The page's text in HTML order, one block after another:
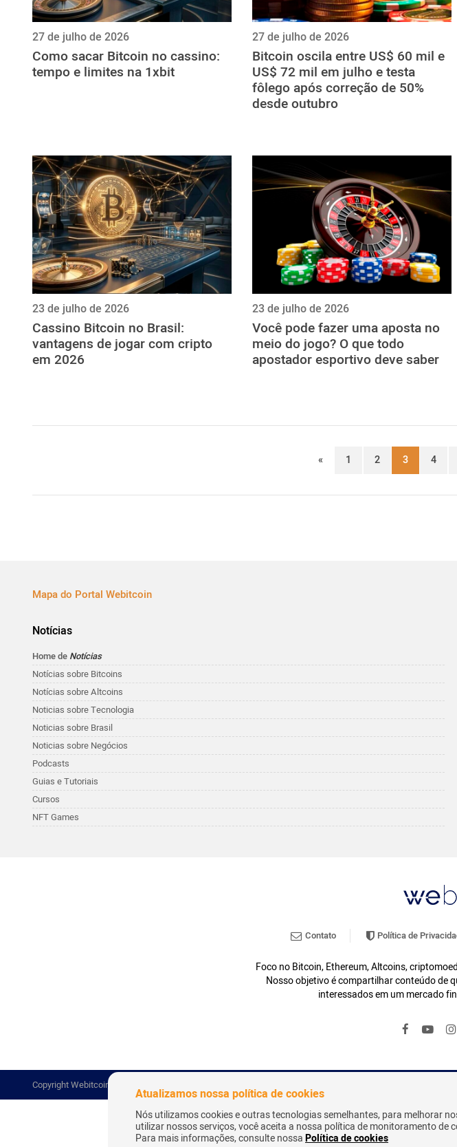
27 de julho de 2026
Como sacar Bitcoin no cassino:
tempo e limites na 1xbit
27 de julho de 2026
Bitcoin oscila entre US$ 60 mil e
US$ 72 mil em julho e testa
fôlego após correção de 50%
desde outubro
23 de julho de 2026
Cassino Bitcoin no Brasil:
vantagens de jogar com cripto
em 2026
23 de julho de 2026
Você pode fazer uma aposta no
meio do jogo? O que todo
apostador esportivo deve saber
« 1 2 3 4
Mapa do Portal Webitcoin
Notícias
Home de Notícias
Notícias sobre Bitcoins
Notícias sobre Altcoins
Noticias sobre Tecnologia
Noticias sobre Brasil
Noticias sobre Negócios
Podcasts
Guias e Tutoriais
Cursos
NFT Games
Contato Política de
Foco no Bitcoin, Ethereum, Altcoins,
Nosso objetivo é compartilhar conteúdo de
interessados em um mercado
Copyright Webitcoin 2018 - Todos os Direitos Reservados
Atualizamos nossa política de cookies
Nós utilizamos cookies e outras tecnologias semelhantes, para melhorar
utilizar nossos serviços, você aceita a nossa política de monitoramento de
Para mais informações, consulte nossaPolítica de cookies